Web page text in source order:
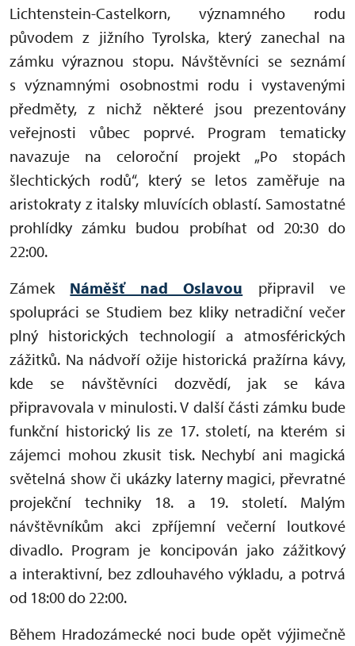
Lichtenstein-Castelkorn, významného rodu
původem z jižního Tyrolska, který zanechal na
zámku výraznou stopu. Návštěvníci se seznámí
s významnými osobnostmi rodu i vystavenými
předměty, z nichž některé jsou prezentovány
veřejnosti vůbec poprvé. Program tematicky
navazuje na celoroční projekt „Po stopách
šlechtických rodů“, který se letos zaměřuje na
aristokraty z italsky mluvících oblastí. Samostatné
prohlídky zámku budou probíhat od 20:30 do
22:00.
Zámek Náměšť nad Oslavou připravil ve
spolupráci se Studiem bez kliky netradiční večer
plný historických technologií a atmosférických
zážitků. Na nádvoří ožije historická pražírna kávy,
kde se návštěvníci dozvědí, jak se káva
připravovala v minulosti. V další části zámku bude
funkční historický lis ze 17. století, na kterém si
zájemci mohou zkusit tisk. Nechybí ani magická
světelná show či ukázky laterny magici, převratné
projekční techniky 18. a 19. století. Malým
návštěvníkům akci zpříjemní večerní loutkové
divadlo. Program je koncipován jako zážitkový
a interaktivní, bez zdlouhavého výkladu, a potrvá
od 18:00 do 22:00.
Během Hradozámecké noci bude opět výjimečně